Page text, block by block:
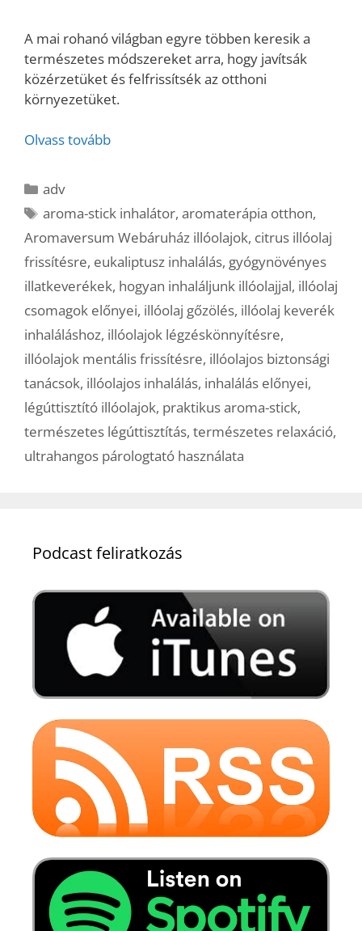
A mai rohanó világban egyre többen keresik a
természetes módszereket arra, hogy javítsák
közérzetüket és felfrissítsék az otthoni
környezetüket.
Olvass tovább
Kategória
adv
Címkék
aroma-stick inhalátor,aromaterápia otthon,
Aromaversum Webáruház illóolajok, citrus illóolaj
frissítésre, eukaliptusz inhalálás, gyógynövényes
illatkeverékek, hogyan inhaláljunk illóolajjal, illóolaj
csomagok előnyei, illóolaj gőzölés, illóolaj keverék
inhaláláshoz, illóolajok légzéskönnyítésre,
illóolajok mentális frissítésre, illóolajos biztonsági
tanácsok, illóolajos inhalálás, inhalálás előnyei,
légúttisztító illóolajok, praktikus aroma-stick,
természetes légúttisztítás, természetes relaxáció,
ultrahangos párologtató használata
Podcast feliratkozás